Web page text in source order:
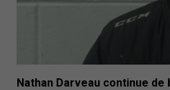
Nathan Darveau continue de